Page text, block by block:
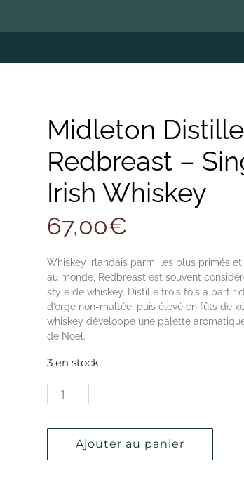
Midleton
Redbreast –
Irish Whiskey
67,00€
Whiskey irlandais parmi les plus primés
au monde, Redbreast est souvent
style de whiskey. Distillé trois fois à partir
d’orge non-maltée, puis élevé en fûts de
whiskey développe une palette
de Noël.
3 en stock
Ajouter au panier